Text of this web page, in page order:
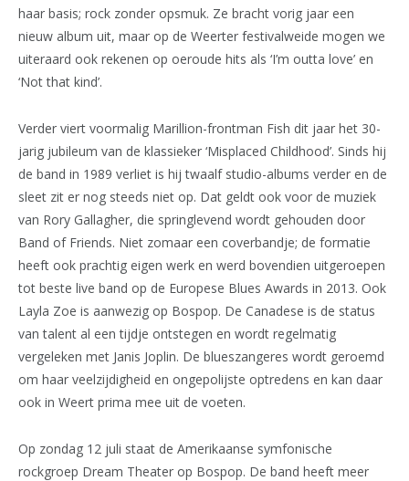
haar basis; rock zonder opsmuk. Ze bracht vorig jaar een
nieuw album uit, maar op de Weerter festivalweide mogen we
uiteraard ook rekenen op oeroude hits als ‘I’m outta love’ en
‘Not that kind’.
Verder viert voormalig Marillion-frontman Fish dit jaar het 30-
jarig jubileum van de klassieker ‘Misplaced Childhood’. Sinds hij
de band in 1989 verliet is hij twaalf studio-albums verder en de
sleet zit er nog steeds niet op. Dat geldt ook voor de muziek
van Rory Gallagher, die springlevend wordt gehouden door
Band of Friends. Niet zomaar een coverbandje; de formatie
heeft ook prachtig eigen werk en werd bovendien uitgeroepen
tot beste live band op de Europese Blues Awards in 2013. Ook
Layla Zoe is aanwezig op Bospop. De Canadese is de status
van talent al een tijdje ontstegen en wordt regelmatig
vergeleken met Janis Joplin. De blueszangeres wordt geroemd
om haar veelzijdigheid en ongepolijste optredens en kan daar
ook in Weert prima mee uit de voeten.
Op zondag 12 juli staat de Amerikaanse symfonische
rockgroep Dream Theater op Bospop. De band heeft meer